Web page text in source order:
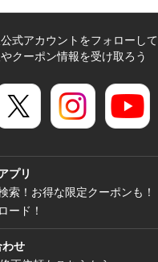
式アカウントをフォローして
クーポン情報を受け取ろう
プリ
索！お得な限定クーポンも！
ード！
わせ